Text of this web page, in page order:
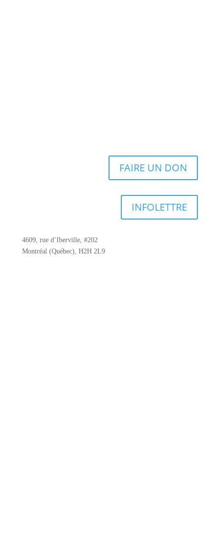
FAIRE UN DON
INFOLETTRE
4609, rue d’Iberville, #202
Montréal (Québec), H2H 2L9